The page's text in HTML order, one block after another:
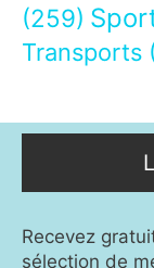
(259)
Transports
Recevez
sélection de